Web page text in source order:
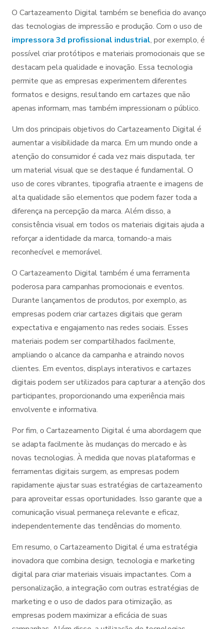
O Cartazeamento Digital também se beneficia do avanço
das tecnologias de impressão e produção. Com o uso de
impressora 3d profissional industrial, por exemplo, é
possível criar protótipos e materiais promocionais que se
destacam pela qualidade e inovação. Essa tecnologia
permite que as empresas experimentem diferentes
formatos e designs, resultando em cartazes que não
apenas informam, mas também impressionam o público.
Um dos principais objetivos do Cartazeamento Digital é
aumentar a visibilidade da marca. Em um mundo onde a
atenção do consumidor é cada vez mais disputada, ter
um material visual que se destaque é fundamental. O
uso de cores vibrantes, tipografia atraente e imagens de
alta qualidade são elementos que podem fazer toda a
diferença na percepção da marca. Além disso, a
consistência visual em todos os materiais digitais ajuda a
reforçar a identidade da marca, tornando-a mais
reconhecível e memorável.
O Cartazeamento Digital também é uma ferramenta
poderosa para campanhas promocionais e eventos.
Durante lançamentos de produtos, por exemplo, as
empresas podem criar cartazes digitais que geram
expectativa e engajamento nas redes sociais. Esses
materiais podem ser compartilhados facilmente,
ampliando o alcance da campanha e atraindo novos
clientes. Em eventos, displays interativos e cartazes
digitais podem ser utilizados para capturar a atenção dos
participantes, proporcionando uma experiência mais
envolvente e informativa.
Por fim, o Cartazeamento Digital é uma abordagem que
se adapta facilmente às mudanças do mercado e às
novas tecnologias. À medida que novas plataformas e
ferramentas digitais surgem, as empresas podem
rapidamente ajustar suas estratégias de cartazeamento
para aproveitar essas oportunidades. Isso garante que a
comunicação visual permaneça relevante e eficaz,
independentemente das tendências do momento.
Em resumo, o Cartazeamento Digital é uma estratégia
inovadora que combina design, tecnologia e marketing
digital para criar materiais visuais impactantes. Com a
personalização, a integração com outras estratégias de
marketing e o uso de dados para otimização, as
empresas podem maximizar a eficácia de suas